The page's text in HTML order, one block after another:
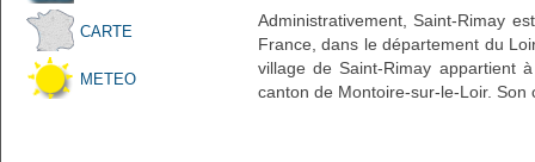
CARTE
METEO
Administrativement, Saint-Rimay
France, dans le département du
village de Saint-Rimay appartient
canton de Montoire-sur-le-Loir. Son